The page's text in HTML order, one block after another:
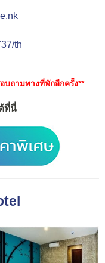
th
บถามทางที่พักอีกครั้ง**
ที่นี่